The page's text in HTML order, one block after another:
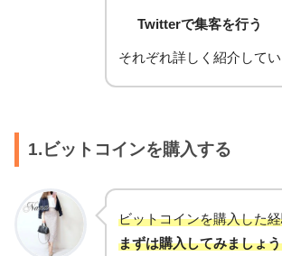
Twitterで集客を行う
それぞれ詳しく紹介してい
1.ビットコインを購入する
ビットコインを購入した
まずは購入してみましょ